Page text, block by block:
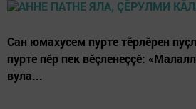
Caн юмахусем пурте тӗрлӗрен
пурте пӗр пек вӗçленеççӗ:
вула...